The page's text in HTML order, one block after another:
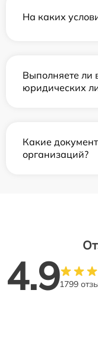
На каких
Выполняете ли
юридических
Какие
организаций?
4.91799